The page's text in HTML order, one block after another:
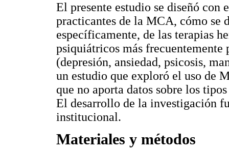
El presente estudio se diseñó
practicantes de la MCA, cómo se
específicamente, de las terapias
psiquiátricos más
(depresión, ansiedad, psicosis,
un estudio que exploró el uso de
que no aporta datos sobre los
El desarrollo de la investigación
institucional.
Materiales y métodos